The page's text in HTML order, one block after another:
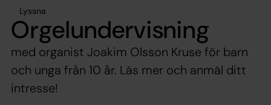
Lyssna
Orgelundervisning
med organist Joakim Olsson Kruse för barn
och unga från 10 år. Läs mer och anmäl ditt
intresse!